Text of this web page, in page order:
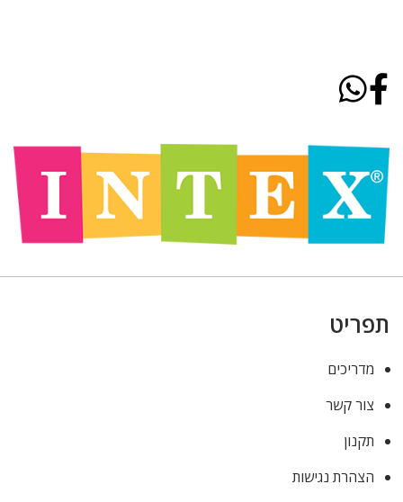
תפריט
מדריכים
צור קשר
תקנון
הצהרת נגישות